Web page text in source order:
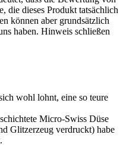
die dieses Produkt tatsächlich
können aber grundsätzlich
haben. Hinweis schließen
wohl lohnt, eine so teure
Micro-Swiss Düse
Glitzerzeug verdruckt) habe